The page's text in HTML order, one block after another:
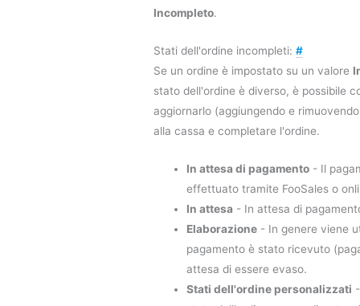
Incompleto.
Stati dell'ordine incompleti: #
Se un ordine è impostato su un valore
stato dell'ordine è diverso, è possibile
aggiornarlo (aggiungendo e
alla cassa e completare l'ordine.
In attesa di pagamento - Il
effettuato tramite FooSales o
In attesa - In attesa di
Elaborazione - In genere viene
pagamento è stato ricevuto
attesa di essere evaso.
Stati dell'ordine personalizzati